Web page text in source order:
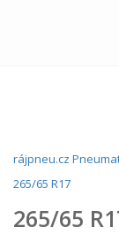
rájpneu.cz
265/65 R17
265/65